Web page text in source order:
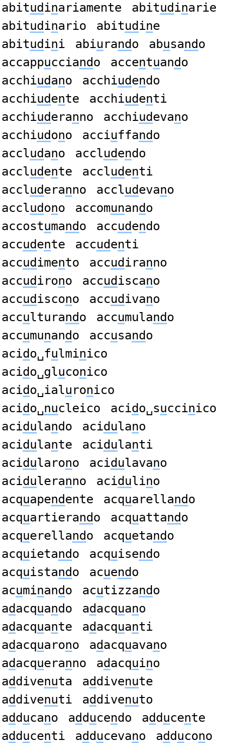
abitud inariamente abitud inarie
abitud inario abitud ine
abitud ini abiurando abusando
accappucciando accentuando
acchiudano acchiudendo
acchiudente acchiudenti
acchiuderanno acchiudevano
acchiudono acciuffando
accludano accludendo
accludente accludenti
accluderanno accludevano
accludono accomunando
accostumando accudendo
accudente accudenti
accud imento accud iranno
accud irono accud iscano
accud iscono accud ivano
acculturando accumulando
accumunando accusando
acido␣fulminico
acido␣gluconico
acido␣ialuronico
acido␣nucleico acido␣succinico
acidulando acidulano
acidulante acidulanti
acidularono acidulavano
aciduleranno acidulino
acquapendente acquarellando
acquartierando acquattando
acquerellando acquetando
acquietando acquisendo
acquistando acuendo
acuminando acutizzando
adacquando adacquano
adacquante adacquanti
adacquarono adacquavano
adacqueranno adacquino
addivenuta addivenute
addivenuti addivenuto
add ucano add ucendo add ucente
add ucenti add ucevano add ucono